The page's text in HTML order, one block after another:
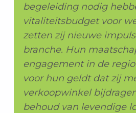
begeleiding nodig
vitaliteitsbudget voor
zetten zij nieuwe
branche. Hun
engagement in de
voor hun geldt dat zij
verkoopwinkel
behoud van levendige